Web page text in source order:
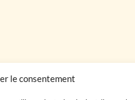
le consentement